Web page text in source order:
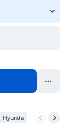
Hyundai HL 780-7А